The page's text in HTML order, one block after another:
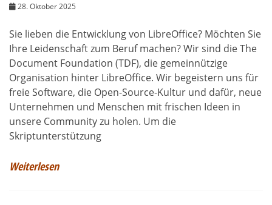
28. Oktober 2025
Sie lieben die Entwicklung von LibreOffice? Möchten Sie
Ihre Leidenschaft zum Beruf machen? Wir sind die The
Document Foundation (TDF), die gemeinnützige
Organisation hinter LibreOffice. Wir begeistern uns für
freie Software, die Open-Source-Kultur und dafür, neue
Unternehmen und Menschen mit frischen Ideen in
unsere Community zu holen. Um die
Skriptunterstützung
Weiterlesen